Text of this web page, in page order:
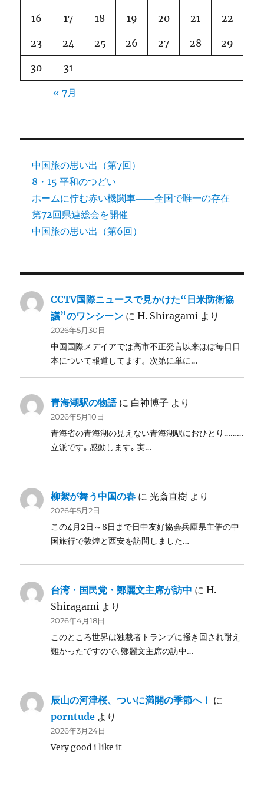
16 17 18 19 20 21 22
23 24 25 26 27 28 29
30 31
« 7月
中国旅の思い出（第7回）
8・15 平和のつどい
ホームに佇む赤い機関車――全国で唯一の存在
第72回県連総会を開催
中国旅の思い出（第6回）
CCTV国際ニュースで見かけた“日米防衛協
議”のワンシーン にH. Shiragami より
2026年5月30日
中国国際メデイアでは高市不正発言以来ほぼ毎日日
本について報道してます。次第に単に…
青海湖駅の物語に 白神博子 より
2026年5月10日
青海省の青海湖の見えない青海湖駅におひとり………
立派です｡ 感動します｡ 実…
柳絮が舞う中国の春 に光斎直樹 より
2026年5月2日
この4月2日～8日まで日中友好協会兵庫県主催の中
国旅行で敦煌と西安を訪問しました…
台湾・国民党・鄭麗文主席が訪中 にH.
Shiragami より
2026年4月18日
このところ世界は独裁者トランプに掻き回され耐え
難かったですので､鄭麗文主席の訪中…
辰山の河津桜、ついに満開の季節へ！ に
porntude より
2026年3月24日
Very good i like it